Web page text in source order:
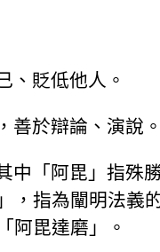
、貶低他人。
善於辯論、演說
中「阿毘」指殊
，指為闡明法義
阿毘達磨」。